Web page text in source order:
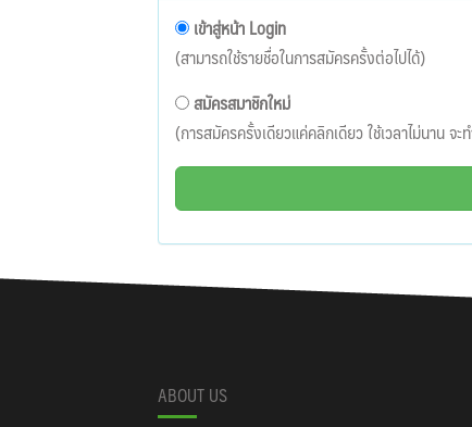
เข้าสู่หน้า Login
(สามารถใช้รายชื่อในการสมัครครั้งต่อไปได้)
สมัครสมาชิกใหม่
(การสมัครครั้งเดียวแค่คลิกเดียว ใช้เวลาไม่นาน จ
ABOUT US